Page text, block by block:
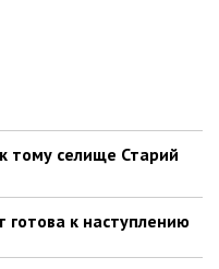
тому селище Старий
готова к наступлению